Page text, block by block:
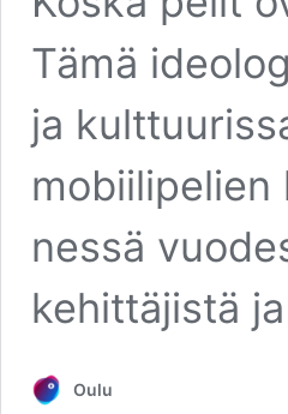
Tämä
ja
nes­sä
kehit­tä­jis­tä
Oulu